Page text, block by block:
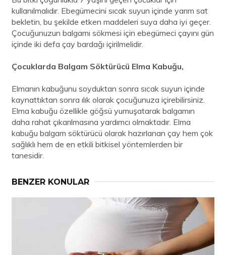
kullanılmalıdır. Ebegümecini sıcak suyun içinde yarım sat
bekletin, bu şekilde etken maddeleri suya daha iyi geçer.
Çocuğunuzun balgamı sökmesi için ebegümeci çayını gün
içinde iki defa çay bardağı içirilmelidir.
Çocuklarda Balgam Söktürücü Elma Kabuğu,
Elmanın kabuğunu soyduktan sonra sıcak suyun içinde
kaynattıktan sonra ılık olarak çocuğunuza içirebilirsiniz.
Elma kabuğu özellikle göğsü yumuşatarak balgamın
daha rahat çıkarılmasına yardımcı olmaktadır. Elma
kabuğu balgam söktürücü olarak hazırlanan çay hem çok
sağlıklı hem de en etkili bitkisel yöntemlerden bir
tanesidir.
BENZER KONULAR